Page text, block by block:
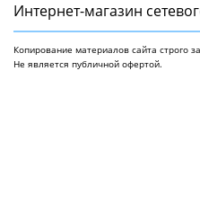
Интернет-магазин
Копирование материалов сайта строго
Не является публичной офертой.